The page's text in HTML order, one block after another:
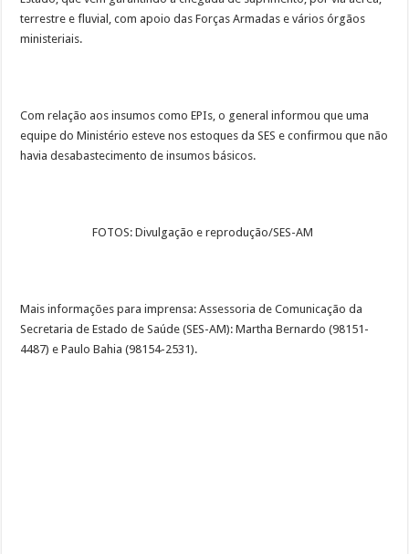
terrestre e fluvial, com apoio das Forças Armadas e vários órgãos
ministeriais.
Com relação aos insumos como EPIs, o general informou que uma
equipe do Ministério esteve nos estoques da SES e confirmou que não
havia desabastecimento de insumos básicos.
FOTOS: Divulgação e reprodução/SES-AM
Mais informações para imprensa: Assessoria de Comunicação da
Secretaria de Estado de Saúde (SES-AM): Martha Bernardo (98151-
4487) e Paulo Bahia (98154-2531).